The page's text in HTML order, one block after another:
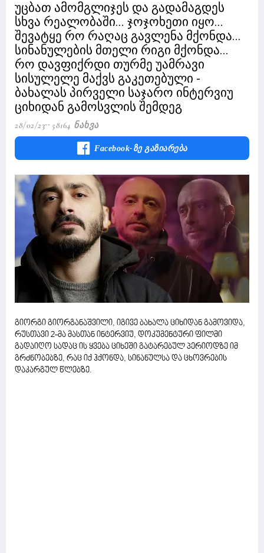
უცბათ ამომგლიჯეს და გადამაგდეს
სხვა რეალობაში... ჯოჯოხეთი იყო...
შევატყე რო რაღაც გავლენა მქონდა...
სინანულების მთელი რიგი მქონდა...
რო დავფიქრდი თურმე უამრავი
სისულელე მაქვს გაკეთებული -
ბახალას პირველი საჯარო ინტერვიუ
ციხიდან გამოსვლის შემდეგ
28/02/23 58164 Ნახვა
Facebook-Ზე Გაზიარება
გიორგი გიორგანაშვილი, იგივე ბახალა ციხიდან გამოვიდა,
რუსთავი 2-მა მასთან ინტერვიუ, დოკუმენტური ფილმი
გადაიღო სადაც ის ყვება ციხეში გატარებულ პერიოდზე იმ
გრძნობებზე, რაც იქ ჰქონდა, სინანულსა და ცხოვრების
დაკარგულ წლებზე.